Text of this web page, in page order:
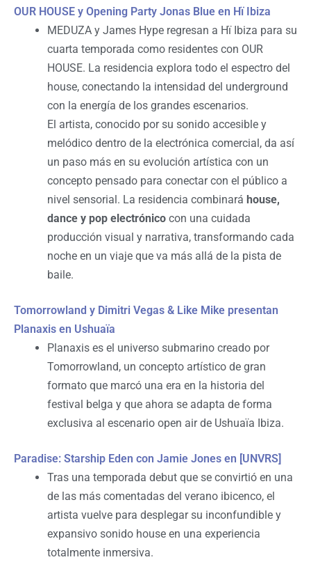
OUR HOUSE y Opening Party Jonas Blue en Hï Ibiza
MEDUZA y James Hype regresan a Hï Ibiza para su
cuarta temporada como residentes con OUR
HOUSE. La residencia explora todo el espectro del
house, conectando la intensidad del underground
con la energía de los grandes escenarios.
El artista, conocido por su sonido accesible y
melódico dentro de la electrónica comercial, da así
un paso más en su evolución artística con un
concepto pensado para conectar con el público a
nivel sensorial. La residencia combinará house,
dance y pop electrónico con una cuidada
producción visual y narrativa, transformando cada
noche en un viaje que va más allá de la pista de
baile.
Tomorrowland y Dimitri Vegas & Like Mike presentan
Planaxis en Ushuaïa
Planaxis es el universo submarino creado por
Tomorrowland, un concepto artístico de gran
formato que marcó una era en la historia del
festival belga y que ahora se adapta de forma
exclusiva al escenario open air de Ushuaïa Ibiza.
Paradise: Starship Eden con Jamie Jones en [UNVRS]
Tras una temporada debut que se convirtió en una
de las más comentadas del verano ibicenco, el
artista vuelve para desplegar su inconfundible y
expansivo sonido house en una experiencia
totalmente inmersiva.